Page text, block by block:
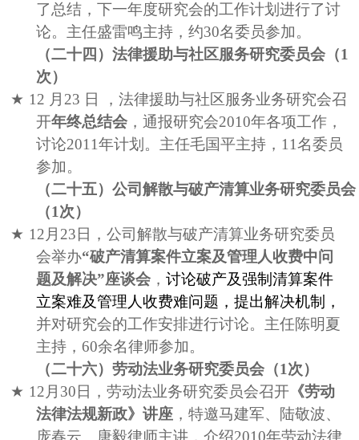
了总结，下一年度研究会的工作计划进行了讨
论。主任盛雷鸣主持，约30名委员参加。
（二十四）法律援助与社区服务研究委员会（1
次）
★ 12 月 23 日
，法律援助与社区服务业务研究会召
开年终总结会 ，通报研究会2010年各项工作，
讨论2011年计划。主任毛国平主持， 11名委员
参加。
（二十五）公司解散与破产清算业务研究委员会
（1次）
★ 12 月 23 日，公司解散与破产清算业务研究委员
会举办“破产清算案件立案及管理人收费中问
题及解决”座谈会 ，讨论破产及强制清算案件
立案难及管理人收费难问题，提出解决机制，
并对研究会的工作安排进行讨论。主任陈明夏
主持，60余名律师参加。
（二十六）劳动法业务研究委员会（1次）
★ 12 月 30 日，劳动法业务研究委员会召开 《劳动
法律法规新政》讲座 ，特邀马建军、陆敬波、
庞春云、唐毅律师主讲，介绍2010年劳动法律